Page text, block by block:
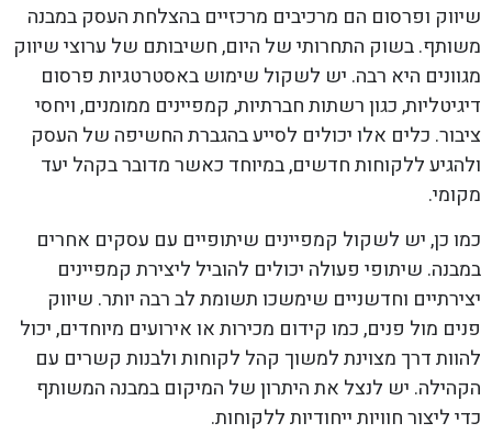
שיווק ופרסום הם מרכיבים מרכזיים בהצלחת העסק במבנה
משותף. בשוק התחרותי של היום, חשיבותם של ערוצי שיווק
מגוונים היא רבה. יש לשקול שימוש באסטרטגיות פרסום
דיגיטליות, כגון רשתות חברתיות, קמפיינים ממומנים, ויחסי
ציבור. כלים אלו יכולים לסייע בהגברת החשיפה של העסק
ולהגיע ללקוחות חדשים, במיוחד כאשר מדובר בקהל יעד
מקומי.
כמו כן, יש לשקול קמפיינים שיתופיים עם עסקים אחרים
במבנה. שיתופי פעולה יכולים להוביל ליצירת קמפיינים
יצירתיים וחדשניים שימשכו תשומת לב רבה יותר. שיווק
פנים מול פנים, כמו קידום מכירות או אירועים מיוחדים, יכול
להוות דרך מצוינת למשוך קהל לקוחות ולבנות קשרים עם
הקהילה. יש לנצל את היתרון של המיקום במבנה המשותף
כדי ליצור חוויות ייחודיות ללקוחות.